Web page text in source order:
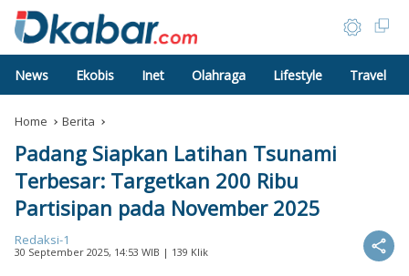
News Ekobis Inet Olahraga Lifestyle Travel
Home Berita
Padang Siapkan Latihan Tsunami
Terbesar: Targetkan 200 Ribu
Partisipan pada November 2025
Redaksi-1
30 September 2025, 14:53 WIB | 139 Klik